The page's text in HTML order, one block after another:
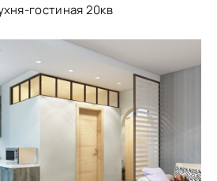
гостиная 20кв